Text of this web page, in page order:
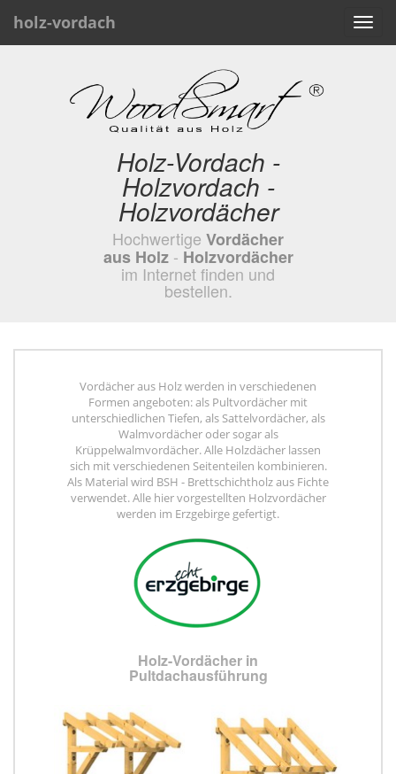
holz-vordach
Holz-Vordach -
Holzvordach -
Holzvordächer
Hochwertige Vordächer
aus Holz- Holzvordächer
im Internet finden und
bestellen.
Vordächer aus Holz werden in verschiedenen
Formen angeboten: als Pultvordächer mit
unterschiedlichen Tiefen, als Sattelvordächer, als
Walmvordächer oder sogar als
Krüppelwalmvordächer. Alle Holzdächer lassen
sich mit verschiedenen Seitenteilen kombinieren.
Als Material wird BSH - Brettschichtholz aus Fichte
verwendet. Alle hier vorgestellten Holzvordächer
werden im Erzgebirge gefertigt.
Holz-Vordächer in
Pultdachausführung